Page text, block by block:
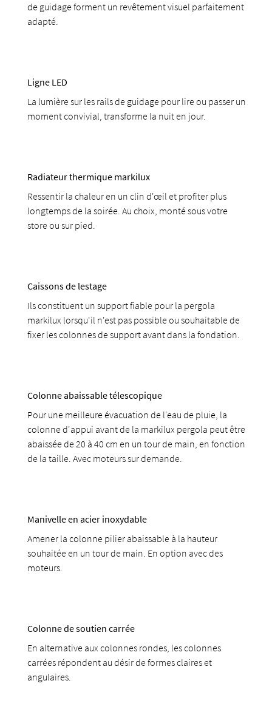
de guidage forment un revêtement visuel parfaitement
adapté.
Ligne LED
La lumière sur les rails de guidage pour lire ou passer un
moment convivial, transforme la nuit en jour.
Radiateur thermique markilux
Ressentir la chaleur en un clin d'œil et profiter plus
longtemps de la soirée. Au choix, monté sous votre
store ou sur pied.
Caissons de lestage
Ils constituent un support fiable pour la pergola
markilux lorsqu'il n'est pas possible ou souhaitable de
fixer les colonnes de support avant dans la fondation.
Colonne abaissable télescopique
Pour une meilleure évacuation de l'eau de pluie, la
colonne d'appui avant de la markilux pergola peut être
abaissée de 20 à 40 cm en un tour de main, en fonction
de la taille. Avec moteurs sur demande.
Manivelle en acier inoxydable
Amener la colonne pilier abaissable à la hauteur
souhaitée en un tour de main. En option avec des
moteurs.
Colonne de soutien carrée
En alternative aux colonnes rondes, les colonnes
carrées répondent au désir de formes claires et
angulaires.